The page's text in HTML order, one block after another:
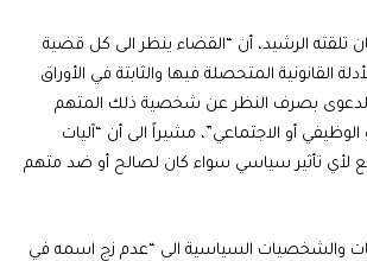
تلقته الرشيد، أن “القضاء ينظر الى كل قضية
القانونية المتحصلة فيها والثابتة في الأوراق
الدعوى بصرف النظر عن شخصية ذلك المتهم
أو الاجتماعي”، مشيراً الى أن “آليات
لأي تأثير سياسي سواء كان لصالح أو ضد متهم
والشخصيات السياسية الى “عدم زج اسمه في